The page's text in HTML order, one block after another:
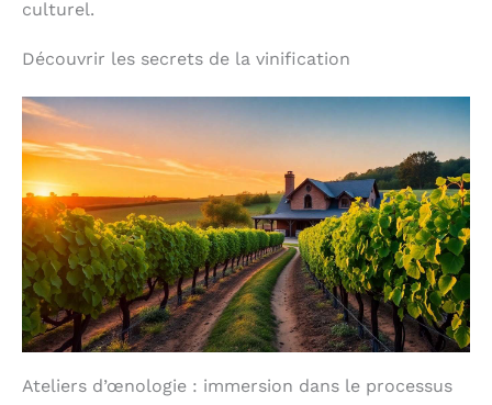
culturel.
Découvrir les secrets de la vinification
Ateliers d’œnologie : immersion dans le processus